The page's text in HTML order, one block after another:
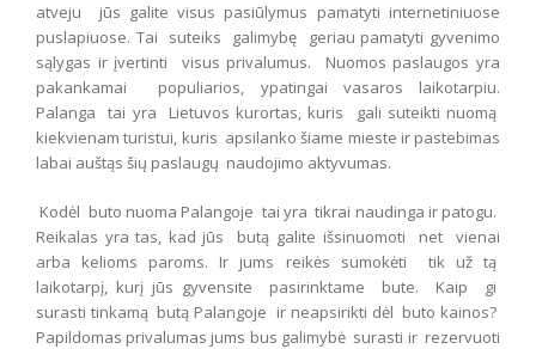
atveju jūs galite visus pasiūlymus pamatyti internetiniuose
puslapiuose. Tai suteiks galimybę geriau pamatyti gyvenimo
sąlygas ir įvertinti visus privalumus. Nuomos paslaugos yra
pakankamai populiarios, ypatingai vasaros laikotarpiu.
Palanga tai yra Lietuvos kurortas, kuris gali suteikti nuomą
kiekvienam turistui, kuris apsilanko šiame mieste ir pastebimas
labai auštąs šių paslaugų naudojimo aktyvumas.
Kodėl buto nuoma Palangoje tai yra tikrai naudinga ir patogu.
Reikalas yra tas, kad jūs butą galite išsinuomoti net vienai
arba kelioms paroms. Ir jums reikės sumokėti tik už tą
laikotarpį, kurį jūs gyvensite pasirinktame bute. Kaip gi
surasti tinkamą butą Palangoje ir neapsirikti dėl buto kainos?
Papildomas privalumas jums bus galimybė surasti ir rezervuoti